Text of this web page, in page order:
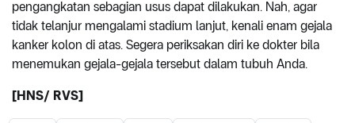
pengangkatan sebagian usus dapat dilakukan. Nah, agar
tidak telanjur mengalami stadium lanjut, kenali enam gejala
kanker kolon di atas. Segera periksakan diri ke dokter bila
menemukan gejala-gejala tersebut dalam tubuh Anda.
[HNS/ RVS]